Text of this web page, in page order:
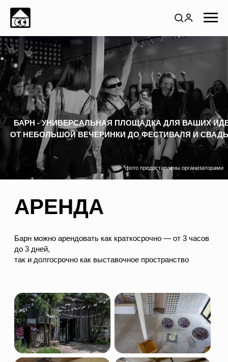
БАРН - УНИВЕРСАЛЬНАЯ ПЛОЩАДКА ДЛЯ ВАШИХ ИДЕЙ:
ОТ НЕБОЛЬШОЙ ВЕЧЕРИНКИ ДО ФЕСТИВАЛЯ И СВАДЬБЫ
*фото предоставлены организаторами
АРЕНДА
Барн можно арендовать как краткосрочно — от 3 часов
до 3 дней,
ДЛЯ АРЕНДЫ ДОСТУПНО
НЕСКОЛЬКО ЗОН
→ Выставочный зал 1 этаж